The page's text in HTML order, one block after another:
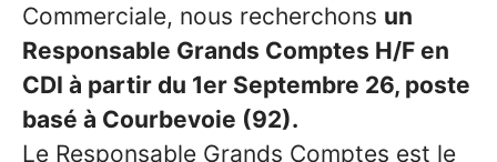
Commerciale, nous recherchons un
Responsable Grands Comptes H/F en
CDI à partir du 1er Septembre 26, poste
basé à Courbevoie (92).
Le Responsable Grands Comptes est le